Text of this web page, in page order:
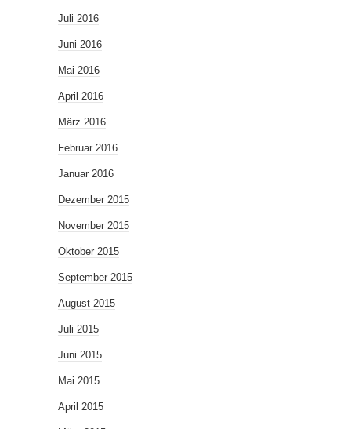
Juli 2016
Juni 2016
Mai 2016
April 2016
März 2016
Februar 2016
Januar 2016
Dezember 2015
November 2015
Oktober 2015
September 2015
August 2015
Juli 2015
Juni 2015
Mai 2015
April 2015